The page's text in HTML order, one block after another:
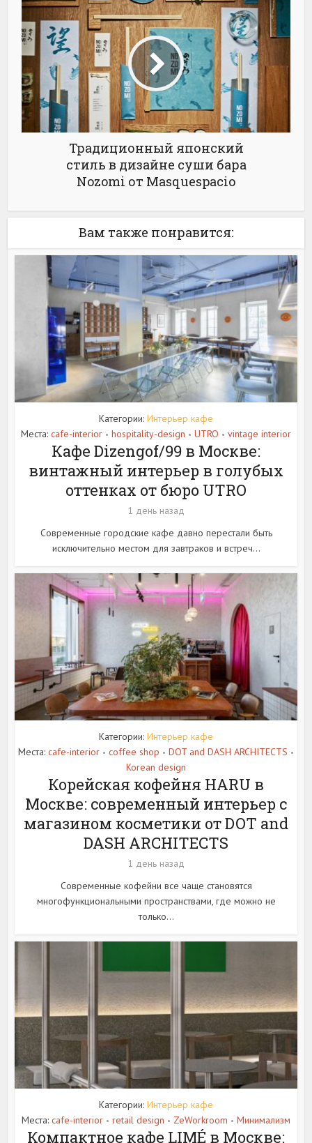
Традиционный японский
стиль в дизайне суши бара
Nozomi от Masquespacio
Вам также понравится:
Категории: Интерьер кафе
Места: cafe-interior • hospitality-design • UTRO • vintage interior
Кафе Dizengof/99 в Москве:
винтажный интерьер в голубых
оттенках от бюро UTRO
1 день назад
Современные городские кафе давно перестали быть
исключительно местом для завтраков и встреч...
Категории: Интерьер кафе
Места: cafe-interior • coffee shop • DOT and DASH ARCHITECTS •
Korean design
Корейская кофейня HARU в
Москве: современный интерьер с
магазином косметики от DOT and
DASH ARCHITECTS
1 день назад
Современные кофейни все чаще становятся
многофункциональными пространствами, где можно не
только...
Категории: Интерьер кафе
Места: cafe-interior • retail design • ZeWorkroom • Минимализм
Компактное кафе LIMÉ в Москве: